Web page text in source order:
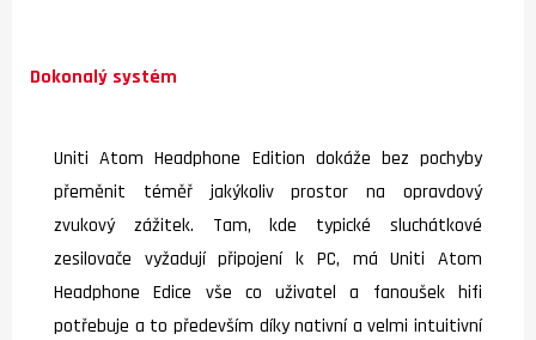
Dokonalý systém
Uniti Atom Headphone Edition dokáže bez pochyby
přeměnit téměř jakýkoliv prostor na opravdový
zvukový zážitek. Tam, kde typické sluchátkové
zesilovače vyžadují připojení k PC, má Uniti Atom
Headphone Edice vše co uživatel a fanoušek hifi
potřebuje a to především díky nativní a velmi intuitivní